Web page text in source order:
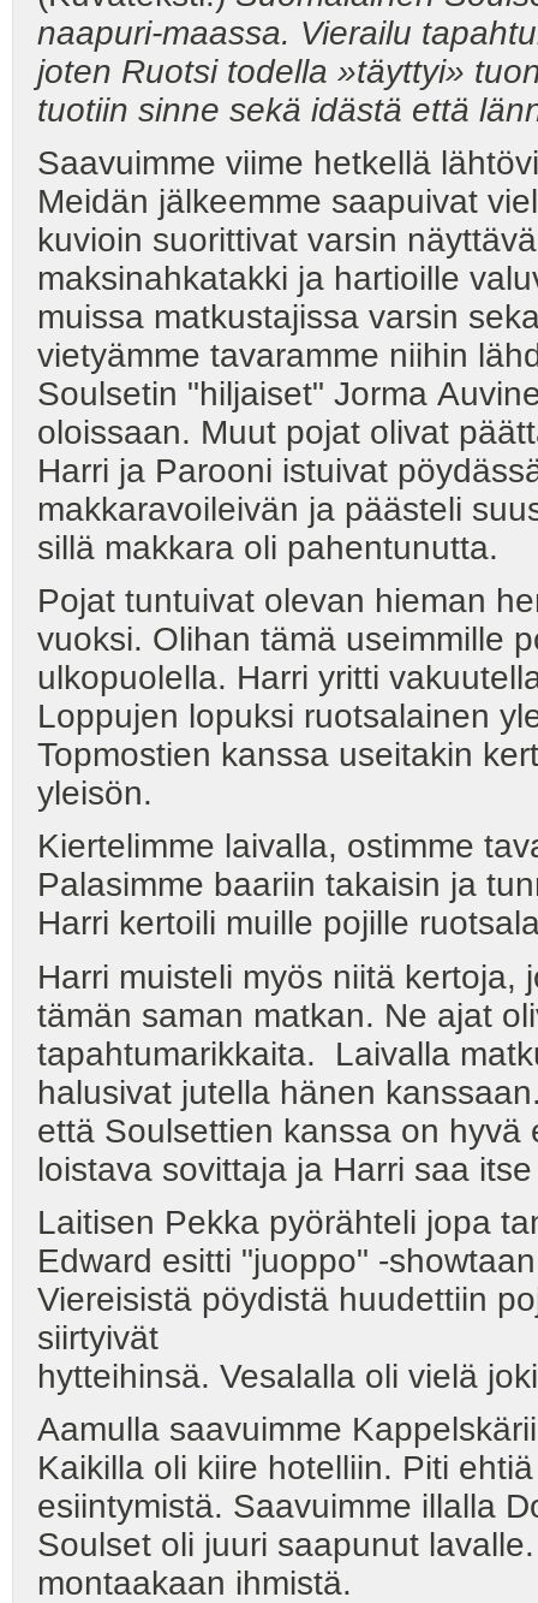
naapuri-maassa. Vierailu
joten Ruotsi todella »täyttyi»
tuotiin sinne sekä idästä että
Saavuimme viime hetkellä
Meidän jälkeemme saapuivat
kuvioin suorittivat varsin
maksinahkatakki ja hartioille
muissa matkustajissa varsin
vietyämme tavaramme niihin
Soulsetin "hiljaiset" Jorma
oloissaan. Muut pojat olivat
Harri ja Parooni istuivat
makkaravoileivän ja päästeli
sillä makkara oli pahentunutta.
Pojat tuntuivat olevan hieman
vuoksi. Olihan tämä useimmille
ulkopuolella. Harri yritti
Loppujen lopuksi ruotsalainen
Topmostien kanssa useitakin
yleisön.
Kiertelimme laivalla, ostimme
Palasimme baariin takaisin ja
Harri kertoili muille pojille
Harri muisteli myös niitä kertoja,
tämän saman matkan. Ne ajat
tapahtumarikkaita. Laivalla
halusivat jutella hänen
että Soulsettien kanssa on
loistava sovittaja ja Harri saa
Laitisen Pekka pyörähteli jopa
Edward esitti "juoppo" -
Viereisistä pöydistä huudettiin
siirtyivät
hytteihinsä. Vesalalla oli vielä
Aamulla saavuimme
Kaikilla oli kiire hotelliin. Piti
esiintymistä. Saavuimme illalla
Soulset oli juuri saapunut
montaakaan ihmistä.